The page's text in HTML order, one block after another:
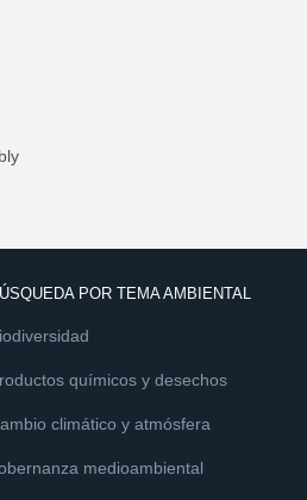
POR TEMA AMBIENTAL
químicos y desechos
climático y atmósfera
medioambiental